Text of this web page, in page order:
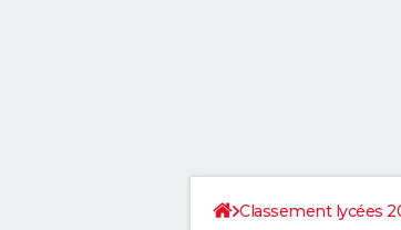
Classement lycées